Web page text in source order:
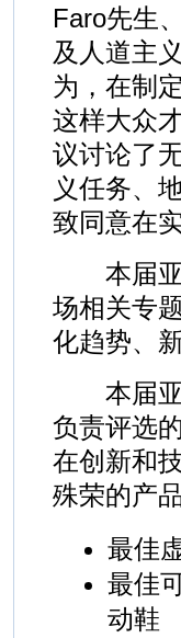
Faro先生
及人道主
为，在制
这样大众
议讨论了
义任务、
致同意在
本届亚
场相关专
化趋势、
本届亚
负责评选
在创新和
殊荣的产
最佳
最佳
动鞋